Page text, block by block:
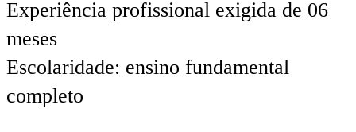
Experiência profissional exigida de 06
meses
Escolaridade: ensino fundamental
completo